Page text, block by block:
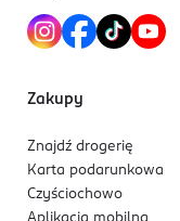
Zakupy
Znajdź drogerię
Karta podarunkowa
Czyściochowo